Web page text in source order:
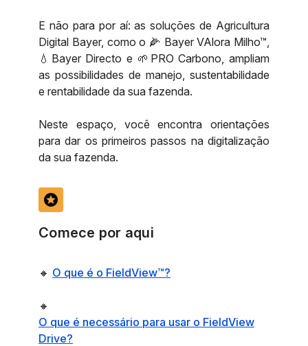
E não para por aí: as soluções de Agricultura
Digital Bayer, como o 🌽 Bayer VAlora Milho™,
💧Bayer Directo e 🌱PRO Carbono, ampliam
as possibilidades de manejo, sustentabilidade
e rentabilidade da sua fazenda.
Neste espaço, você encontra orientações
para dar os primeiros passos na digitalização
da sua fazenda.
stars
Comece por aqui
🔸 O que é o FieldView™?
🔸
O que é necessário para usar o FieldView
Drive?